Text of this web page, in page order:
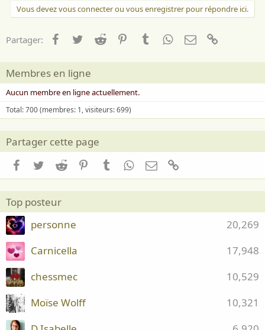
Vous devez vous connecter ou vous enregistrer pour répondre ici.
Partager: Facebook
TwitterReddit PinterestTumblrWhatsApp
Email
Membres en ligne
Aucun membre en ligne actuellement.
Total: 700 (membres: 1, visiteurs: 699)
Partager cette page
Facebook
TwitterReddit PinterestTumblrWhatsApp
Email
Top posteur
20,269
personne
17,948
Carnicella
10,529
chessmec
10,321
Moïse Wolff